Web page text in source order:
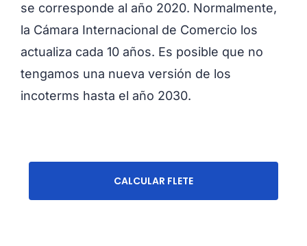
se corresponde al año 2020. Normalmente,
la Cámara Internacional de Comercio los
actualiza cada 10 años. Es posible que no
tengamos una nueva versión de los
incoterms hasta el año 2030.
CALCULAR FLETE